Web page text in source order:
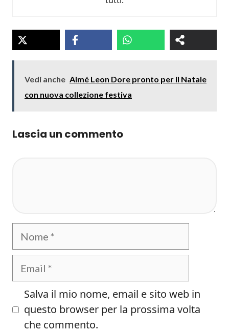
Vedi anche Aimé Leon Dore pronto per il Natale
con nuova collezione festiva
Lascia un commento
Nome
Email
Salva il mio nome, email e sito web in
questo browser per la prossima volta
che commento.